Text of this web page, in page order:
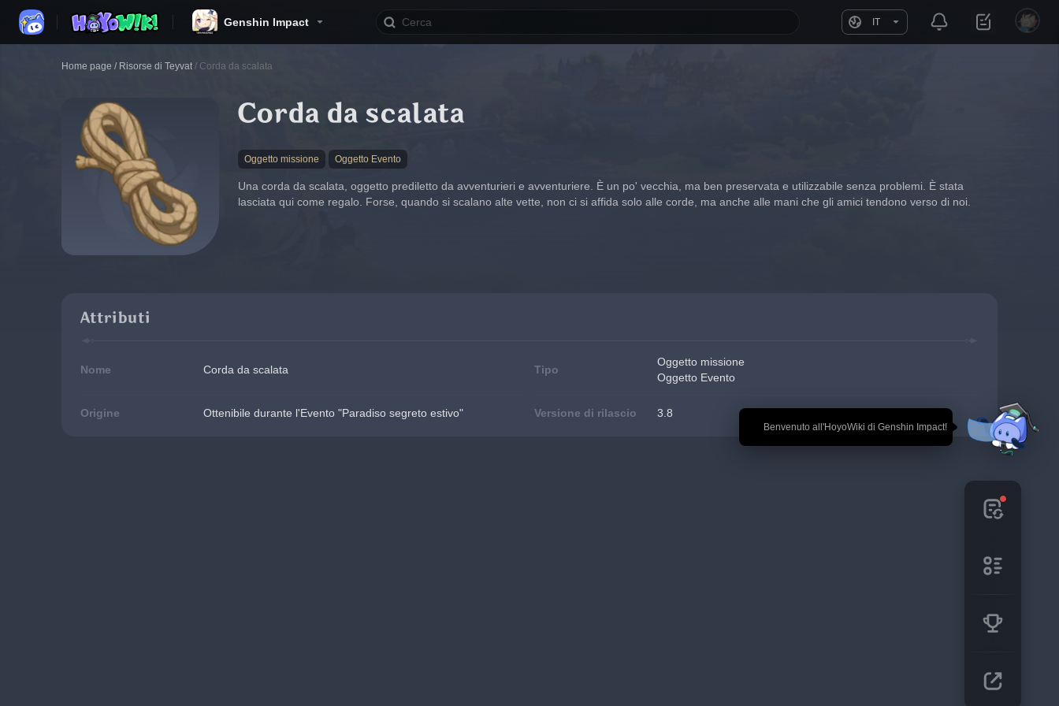
Genshin Impact IT
🎉 Benvenuto all'HoyoWiki di Genshin Impact!
Home page / Risorse di Teyvat / Corda da scalata
Corda da scalata
Oggetto missione Oggetto Evento
Una corda da scalata, oggetto prediletto da avventurieri e avventuriere. È un po' vecchia, ma ben preservata e utilizzabile senza problemi. È stata
lasciata qui come regalo. Forse, quando si scalano alte vette, non ci si affida solo alle corde, ma anche alle mani che gli amici tendono verso di noi.
Attributi
Nome Corda da scalata Tipo
Oggetto missione
Oggetto Evento
Origine Ottenibile durante l'Evento "Paradiso segreto estivo" Versione di rilascio 3.8